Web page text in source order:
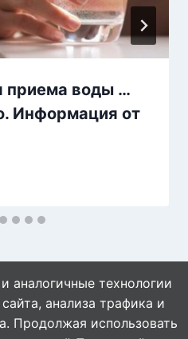
приема воды …
Информация от
аналогичные технологии
анализа трафика и
Продолжая использовать